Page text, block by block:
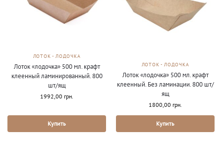
ЛОТОК - ЛОДОЧКА
Лоток «лодочка» 500 мл. крафт
клеенный ламинированный. 800
шт/ящ
1992,00 грн.
Купить
ЛОТОК - ЛОДОЧКА
Лоток «лодочка» 500 мл. крафт
клеенный. Без ламинации. 800 шт/
ящ
1800,00 грн.
Купить